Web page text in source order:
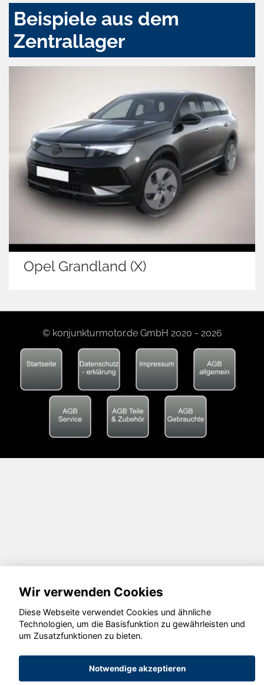
Beispiele aus dem
Zentrallager
Opel Grandland (X)
© konjunkturmotor.de GmbH 2020 - 2026
Wir verwenden Cookies
Diese Webseite verwendet Cookies und ähnliche
Technologien, um die Basisfunktion zu gewährleisten und
um Zusatzfunktionen zu bieten.
Notwendige akzeptieren